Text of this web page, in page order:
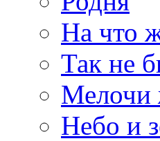
На что
Так не
Мелочи
Небо и